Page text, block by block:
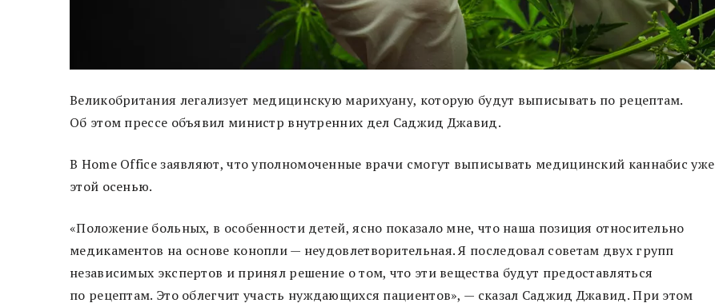
Великобритания легализует медицинскую марихуану, которую будут выписывать по рецептам.
Об этом прессе объявил министр внутренних дел Саджид Джавид.
В Home Office заявляют, что уполномоченные врачи смогут выписывать медицинский каннабис уже
этой осенью.
«Положение больных, в особенности детей, ясно показало мне, что наша позиция относительно
медикаментов на основе конопли — неудовлетворительная. Я последовал советам двух групп
независимых экспертов и принял решение о том, что эти вещества будут предоставляться
по рецептам. Это облегчит участь нуждающихся пациентов», — сказал Саджид Джавид. При этом